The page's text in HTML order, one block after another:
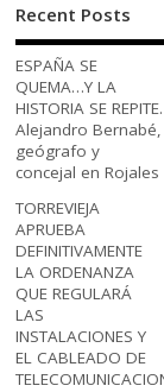
Recent Posts
ESPAÑA SE
QUEMA…Y LA
HISTORIA SE REPITE.
Alejandro Bernabé,
geógrafo y
concejal en Rojales
TORREVIEJA
APRUEBA
DEFINITIVAMENTE
LA ORDENANZA
QUE REGULARÁ
LAS
INSTALACIONES Y
EL CABLEADO DE